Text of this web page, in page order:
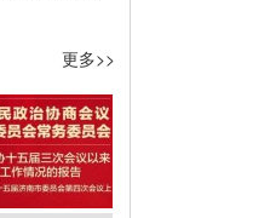
更多>>